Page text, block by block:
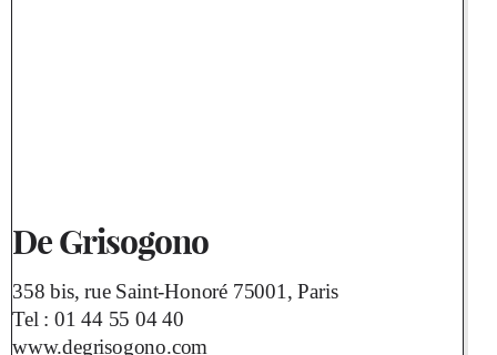
De Grisogono
358 bis, rue Saint-Honoré 75001, Paris
Tel : 01 44 55 04 40
www.degrisogono.com